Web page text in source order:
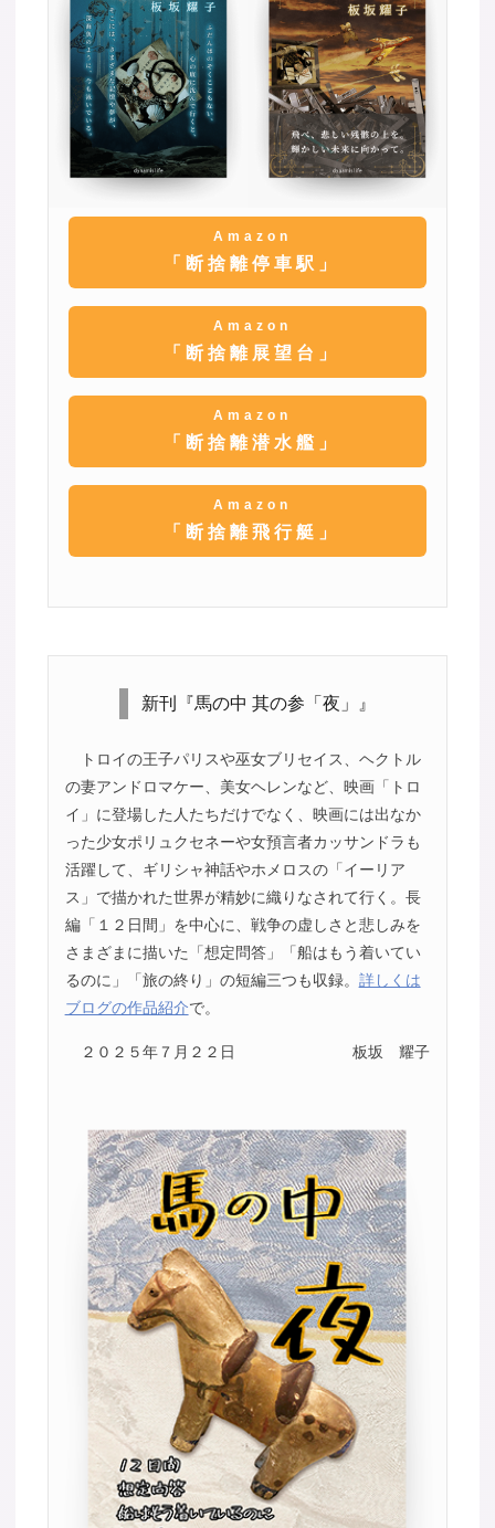
Amazon
「断捨離停車駅」
Amazon
「断捨離展望台」
Amazon
「断捨離潜水艦」
Amazon
「断捨離飛行艇」
新刊『馬の中 其の参「夜」』
トロイの王子パリスや巫女ブリセイス、ヘクトル
の妻アンドロマケー、美女ヘレンなど、映画「トロ
イ」に登場した人たちだけでなく、映画には出なか
った少女ポリュクセネーや女預言者カッサンドラも
活躍して、ギリシャ神話やホメロスの「イーリア
ス」で描かれた世界が精妙に織りなされて行く。長
編「１２日間」を中心に、戦争の虚しさと悲しみを
さまざまに描いた「想定問答」「船はもう着いてい
るのに」「旅の終り」の短編三つも収録。 詳しくは
ブログの作品紹介で。
２０２５年７月２２日 板坂 耀子